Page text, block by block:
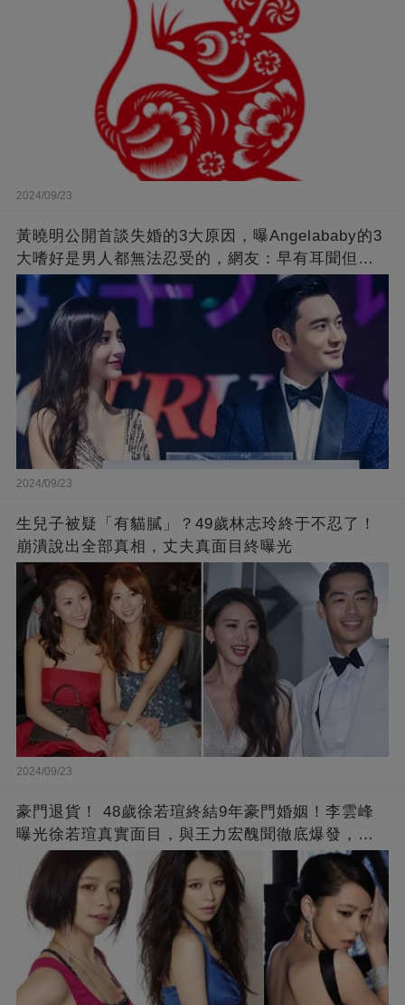
2024/09/23
黃曉明公開首談失婚的3大原因，曝Angelababy的3
大嗜好是男人都無法忍受的，網友：早有耳聞但想
不到那麼嚴重！
2024/09/23
生兒子被疑「有貓膩」？49歲林志玲終于不忍了！
崩潰說出全部真相，丈夫真面目終曝光
2024/09/23
豪門退貨！ 48歲徐若瑄終結9年豪門婚姻！李雲峰
曝光徐若瑄真實面目，與王力宏醜聞徹底爆發，原
來李靚蕾說的都是真的 ！